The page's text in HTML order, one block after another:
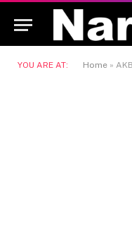
YOU ARE AT: Home »